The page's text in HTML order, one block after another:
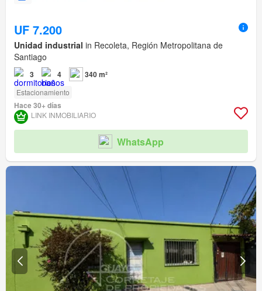
UF 7.200
Unidad industrial in Recoleta, Región Metropolitana de
Santiago
3 4 340 m²
Estacionamiento
Hace 30+ días
LINK INMOBILIARIO
WhatsApp